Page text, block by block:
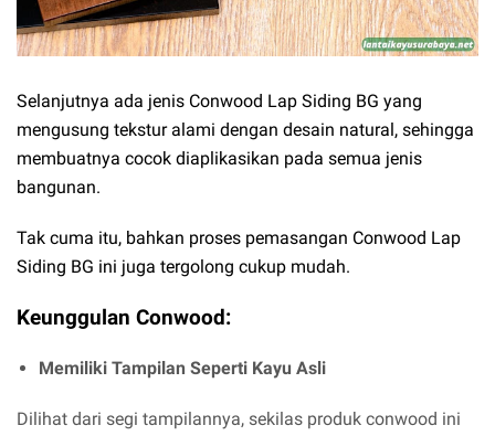
Selanjutnya ada jenis Conwood Lap Siding BG yang
mengusung tekstur alami dengan desain natural, sehingga
membuatnya cocok diaplikasikan pada semua jenis
bangunan.
Tak cuma itu, bahkan proses pemasangan Conwood Lap
Siding BG ini juga tergolong cukup mudah.
Keunggulan Conwood:
Memiliki Tampilan Seperti Kayu Asli
Dilihat dari segi tampilannya, sekilas produk conwood ini